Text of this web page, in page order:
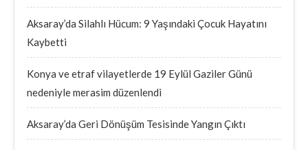
Aksaray’da Silahlı Hücum: 9 Yaşındaki Çocuk Hayatını
Kaybetti
Konya ve etraf vilayetlerde 19 Eylül Gaziler Günü
nedeniyle merasim düzenlendi
Aksaray’da Geri Dönüşüm Tesisinde Yangın Çıktı